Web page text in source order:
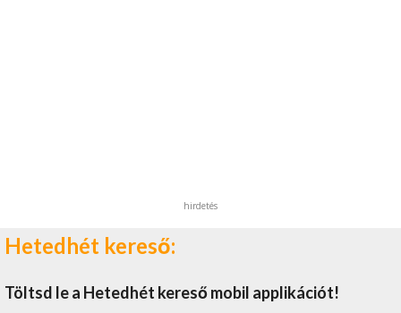
hirdetés
Hetedhét kereső:
Töltsd le a Hetedhét kereső mobil applikációt!